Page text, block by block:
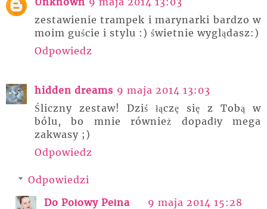
zestawienie trampek i marynarki bardzo w
moim guście i stylu :) świetnie wyglądasz:)
Odpowiedz
hidden dreams 9 maja 2014 13:03
Śliczny zestaw! Dziś łączę się z Tobą w
bólu, bo mnie również dopadły mega
zakwasy ;)
Odpowiedz
Odpowiedzi
Do Połowy Pełna
9 maja 2014 15:28